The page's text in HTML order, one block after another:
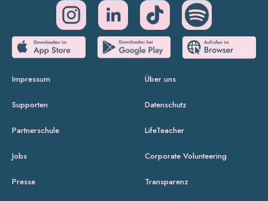
Impressum Über uns
Supporten Datenschutz
Partnerschule LifeTeacher
Jobs Corporate Volunteering
Presse Transparenz